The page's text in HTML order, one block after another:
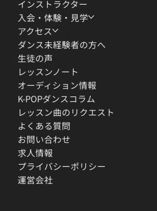
インストラクター
入会・体験・見学
アクセス
ダンス未経験者の方へ
生徒の声
レッスンノート
オーディション情報
K-POPダンスコラム
レッスン曲のリクエスト
よくある質問
お問い合わせ
求人情報
プライバシーポリシー
運営会社